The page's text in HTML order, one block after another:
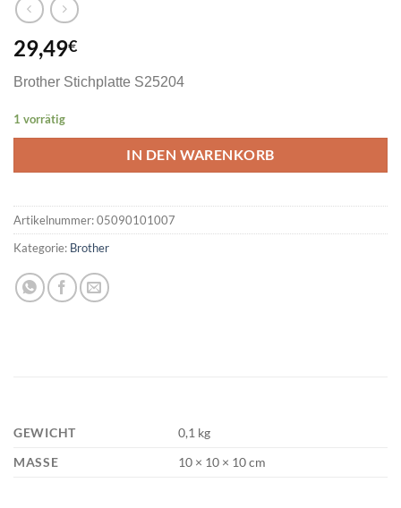
29,49€
Brother Stichplatte S25204
1 vorrätig
IN DEN WARENKORB
Artikelnummer:05090101007
Kategorie: Brother
GEWICHT
0,1 kg
MASSE
10 × 10 × 10 cm